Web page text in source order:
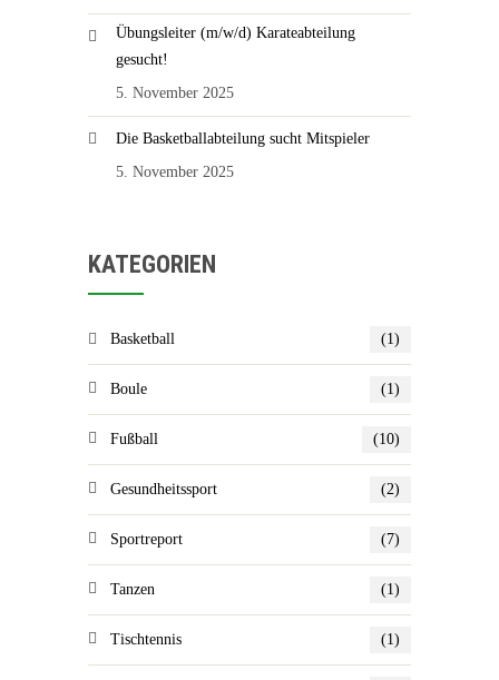
Übungsleiter (m/w/d) Karateabteilung
gesucht!
5. November 2025
Die Basketballabteilung sucht Mitspieler
5. November 2025
KATEGORIEN
Basketball (1)
Boule (1)
Fußball (10)
Gesundheitssport (2)
Sportreport (7)
Tanzen (1)
Tischtennis (1)